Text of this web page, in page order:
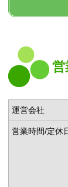
営
運営会社
営業時間/定休